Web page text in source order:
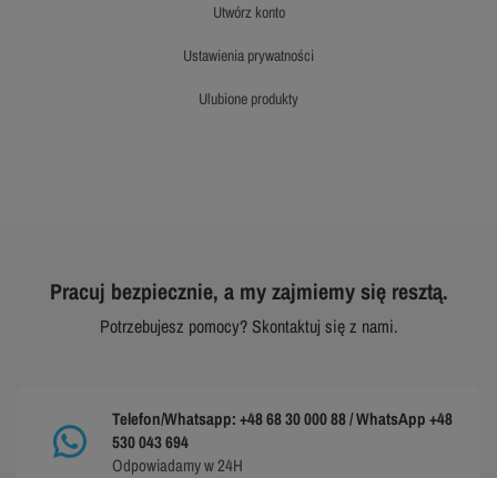
utwórz konto
ustawienia prywatności
ulubione produkty
Pracuj bezpiecznie, a my zajmiemy się resztą.
Potrzebujesz pomocy? Skontaktuj się z nami.
Telefon/Whatsapp: +48 68 30 000 88 / WhatsApp +48
530 043 694
Odpowiadamy w 24H